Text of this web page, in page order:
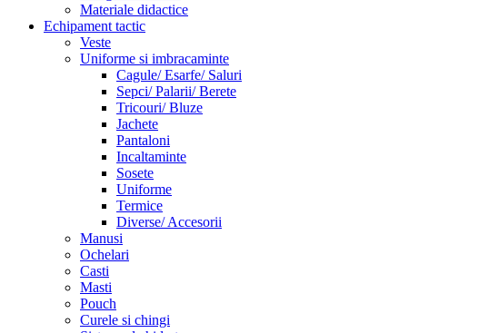
Materiale didactice
Echipament tactic
Veste
Uniforme si imbracaminte
Cagule/ Esarfe/ Saluri
Sepci/ Palarii/ Berete
Tricouri/ Bluze
Jachete
Pantaloni
Incaltaminte
Sosete
Uniforme
Termice
Diverse/ Accesorii
Manusi
Ochelari
Casti
Masti
Pouch
Curele si chingi